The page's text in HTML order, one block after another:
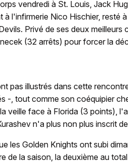
vendredi à St. Louis, Jack
à l'infirmerie Nico Hischier, resté
Privé de ses deux meilleurs
(32 arrêts) pour forcer la
pas illustrés dans cette
-, tout comme son coéquipier
veille face à Florida (3 points),
n'a plus non plus inscrit
les Golden Knights ont subi
de la saison, la deuxième au